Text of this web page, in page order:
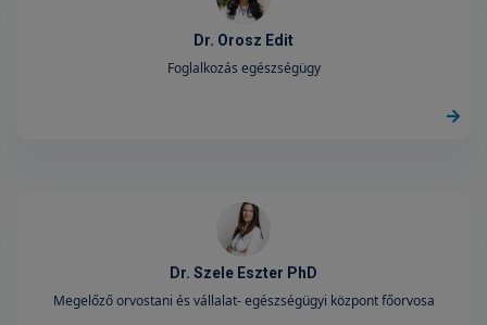
Dr. Orosz Edit
Foglalkozás egészségügy
Dr. Szele Eszter PhD
Megelőző orvostani és vállalat- egészségügyi központ főorvosa